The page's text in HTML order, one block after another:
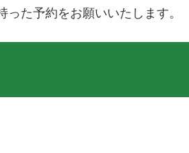
た予約をお願いいたします。